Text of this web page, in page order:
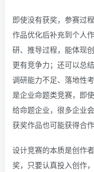
即使没有获奖，参赛过
作品优化后补充到个人
研、推导过程，能体现
更有竞争力；还可以总
调研能力不足、落地性
是企业命题类竞赛，即
给命题企业，很多企业
获奖作品也可能获得合作
设计竞赛的本质是创作
奖，只要认真投入创作